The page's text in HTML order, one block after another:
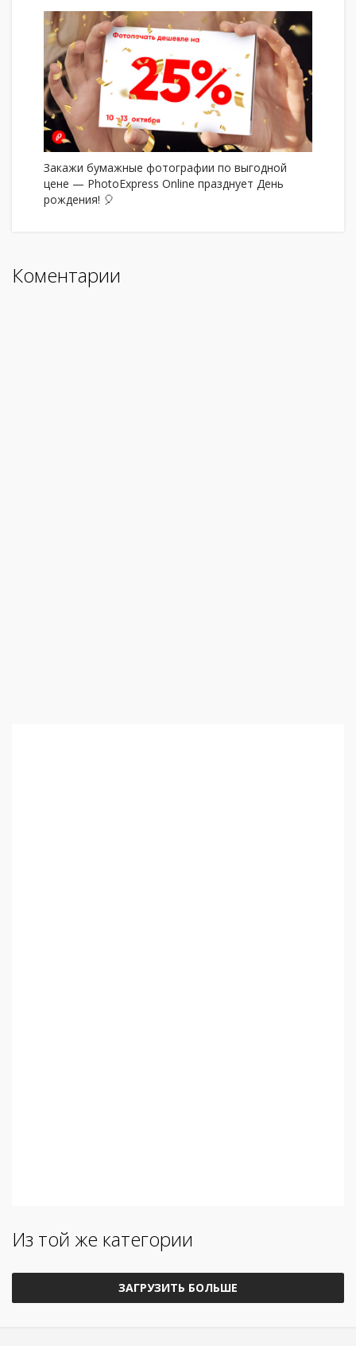
Закажи бумажные фотографии по выгодной
цене — PhotoExpress Online празднует День
рождения! 🎈
Коментарии
Из той же категории
ЗАГРУЗИТЬ БОЛЬШЕ